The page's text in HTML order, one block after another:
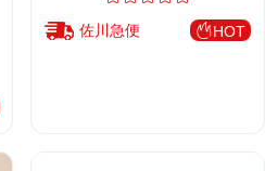
佐川急便 HOT